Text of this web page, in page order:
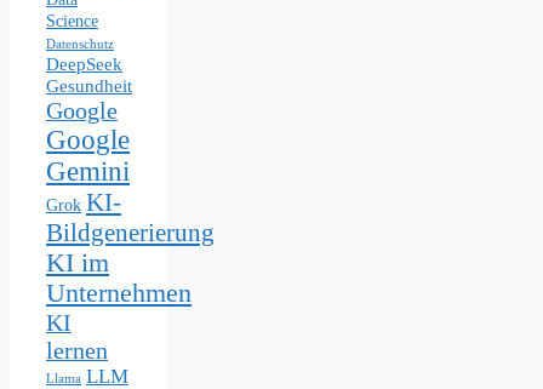
Science
Datenschutz
DeepSeek
Gesundheit
Google
Google
Gemini
Grok KI-
Bildgenerierung
KI im
Unternehmen
KI
lernen
Llama LLM